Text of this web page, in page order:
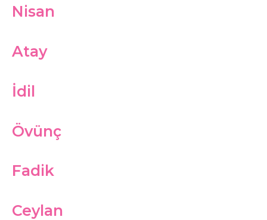
Nisan
Atay
İdil
Övünç
Fadik
Ceylan